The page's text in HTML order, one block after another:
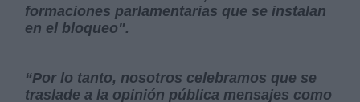
formaciones parlamentarias que se instalan
en el bloqueo".
“Por lo tanto, nosotros celebramos que se
traslade a la opinión pública mensajes como